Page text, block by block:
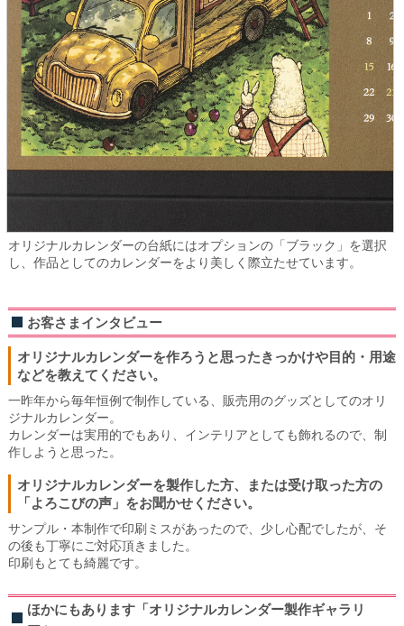
オリジナルカレンダーの台紙にはオプションの「ブラック」を選択
し、作品としてのカレンダーをより美しく際立たせています。
お客さまインタビュー
オリジナルカレンダーを作ろうと思ったきっかけや目的・用途
などを教えてください。
一昨年から毎年恒例で制作している、販売用のグッズとしてのオリ
ジナルカレンダー。
カレンダーは実用的でもあり、インテリアとしても飾れるので、制
作しようと思った。
オリジナルカレンダーを製作した方、または受け取った方の
「よろこびの声」をお聞かせください。
サンプル・本制作で印刷ミスがあったので、少し心配でしたが、そ
の後も丁寧にご対応頂きました。
印刷もとても綺麗です。
ほかにもあります「オリジナルカレンダー製作ギャラリ